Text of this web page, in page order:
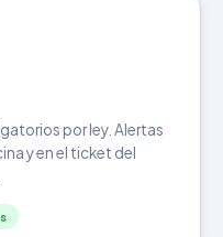
por ley. Alertas
y en el ticket del